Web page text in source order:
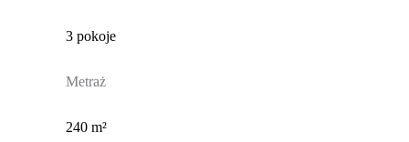
3 pokoje
Metraż
240 m²